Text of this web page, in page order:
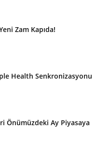
Zam Kapıda!
Health Senkronizasyonu
Önümüzdeki Ay Piyasaya